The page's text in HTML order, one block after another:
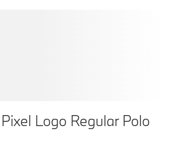
Logo Regular Polo